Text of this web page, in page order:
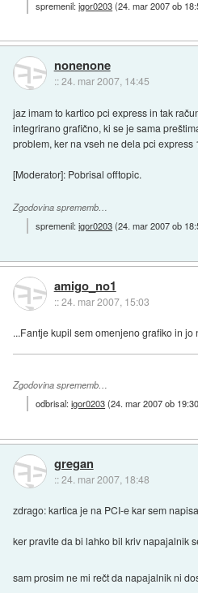
spremenil:igor0203(24. mar 2007 ob
nonenone
::24. mar 2007, 14:45
jaz imam to kartico pci express in tak
integrirano grafično, ki se je sama
problem, ker na vseh ne dela pci express
[Moderator]: Pobrisal offtopic.
Zgodovina sprememb…
spremenil:igor0203(24. mar 2007 ob
amigo_no1
::24. mar 2007, 15:03
...Fantje kupil sem omenjeno grafiko in
Zgodovina sprememb…
odbrisal:igor0203(24. mar 2007 ob
gregan
::24. mar 2007, 18:48
zdrago: kartica je na PCI-e kar sem
ker pravite da bi lahko bil kriv napajalnik
sam prosim ne mi rečt da napajalnik ni